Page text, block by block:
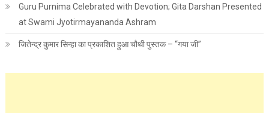
Guru Purnima Celebrated with Devotion; Gita Darshan Presented
at Swami Jyotirmayananda Ashram
जितेन्द्र कुमार सिन्हा का प्रकाशित हुआ चौथी पुस्तक – “गया जी”